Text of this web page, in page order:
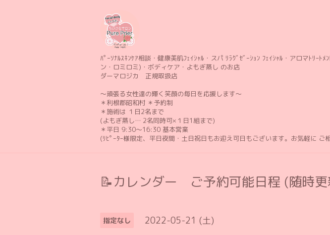
ﾊﾟｰｿﾅﾙｽｷﾝｹｱ相談・健康美肌ﾌｪｲｼｬﾙ・スパ ﾘﾗｸﾞｾﾞｰｼｮﾝ ﾌｪｲｼｬﾙ・アロマﾄﾘｰﾄﾒ
ン・ロミロミ)・ボディケア・よもぎ蒸し のお店
ダーマロジカ 正規取扱店
〜頑張る女性達の輝く笑顔の毎日を応援します〜
＊利根郡昭和村 ＊予約制
＊施術は １日2名まで
(よもぎ蒸し… 2名同時可×１日1組まで)
＊平日 9:30〜16:30 基本営業
(ﾘﾋﾟｰﾀｰ様限定、平日夜間・土日祝日もお迎え可日もございます。お気軽に ご
📝カレンダー ご予約可能日程 (随時更
指定なし 2022-05-21 (土)